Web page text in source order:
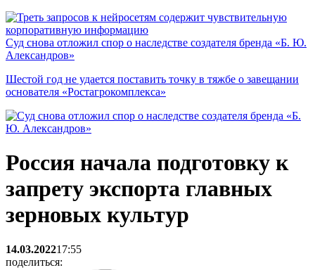
Суд снова отложил спор о наследстве создателя бренда «Б. Ю.
Александров»
Шестой год не удается поставить точку в тяжбе о завещании
основателя «Ростагрокомплекса»
Россия начала подготовку к
запрету экспорта главных
зерновых культур
14.03.202217:55
поделиться: